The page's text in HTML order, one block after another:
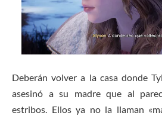
Deberán volver a la casa donde
asesinó a su madre que al
estribos. Ellos ya no la llaman